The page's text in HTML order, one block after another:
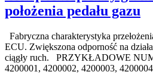
położenia pedału gazu
Fabryczna charakterystyka
ECU. Zwiększona odporność na
ciągły ruch. PRZYKŁADOWE
4200001, 4200002, 4200003,